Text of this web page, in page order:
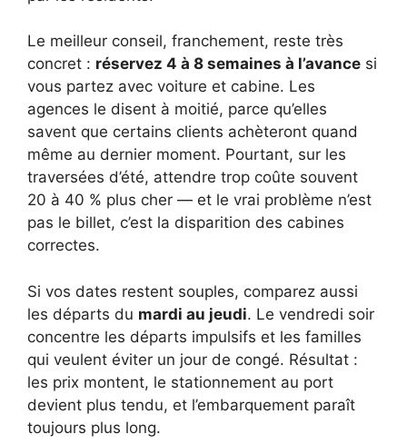
Le meilleur conseil, franchement, reste très
concret : réservez 4 à 8 semaines à l’avance si
vous partez avec voiture et cabine. Les
agences le disent à moitié, parce qu’elles
savent que certains clients achèteront quand
même au dernier moment. Pourtant, sur les
traversées d’été, attendre trop coûte souvent
20 à 40 % plus cher — et le vrai problème n’est
pas le billet, c’est la disparition des cabines
correctes.
Si vos dates restent souples, comparez aussi
les départs du mardi au jeudi. Le vendredi soir
concentre les départs impulsifs et les familles
qui veulent éviter un jour de congé. Résultat :
les prix montent, le stationnement au port
devient plus tendu, et l’embarquement paraît
toujours plus long.